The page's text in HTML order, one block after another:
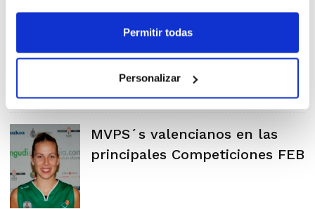
Permitir todas
Personalizar
Alberto Ausina es el primer
MVPS´s valencianos en las
principales Competiciones FEB